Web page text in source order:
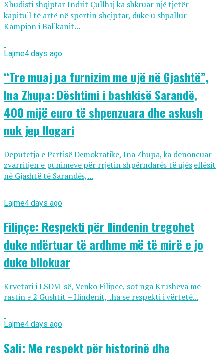
Xhudisti shqiptar Indrit Çullhaj ka shkruar një tjetër
kapitull të artë në sportin shqiptar, duke u shpallur
Kampion i Ballkanit...
Lajme4 days ago
“Tre muaj pa furnizim me ujë në Gjashtë”,
Ina Zhupa: Dështimi i bashkisë Sarandë,
400 mijë euro të shpenzuara dhe askush
nuk jep llogari
Deputetja e Partisë Demokratike, Ina Zhupa, ka denoncuar
zvarritjen e punimeve për rrjetin shpërndarës të ujësjellësit
në Gjashtë të Sarandës,...
Lajme4 days ago
Filipçe: Respekti për Ilindenin tregohet
duke ndërtuar të ardhme më të mirë e jo
duke bllokuar
Kryetari i LSDM-së, Venko Filipce, sot nga Krusheva me
rastin e 2 Gushtit – Ilindenit, tha se respekti i vërtetë...
Lajme4 days ago
Sali: Me respekt për historinë dhe